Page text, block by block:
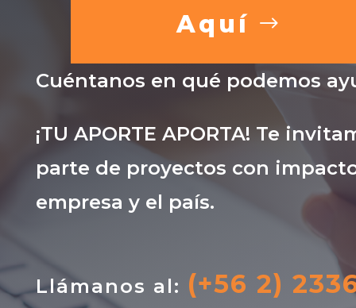
Aquí
Cuéntanos en qué podemos
¡TU APORTE APORTA! Te
parte de proyectos con
empresa y el país.
Llámanos al: (+56 2)